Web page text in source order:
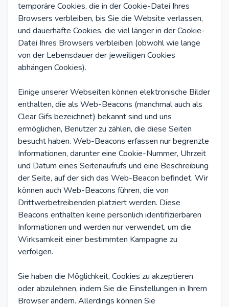
temporäre Cookies, die in der Cookie-Datei Ihres
Browsers verbleiben, bis Sie die Website verlassen,
und dauerhafte Cookies, die viel länger in der Cookie-
Datei Ihres Browsers verbleiben (obwohl wie lange
von der Lebensdauer der jeweiligen Cookies
abhängen Cookies).
Einige unserer Webseiten können elektronische Bilder
enthalten, die als Web-Beacons (manchmal auch als
Clear Gifs bezeichnet) bekannt sind und uns
ermöglichen, Benutzer zu zählen, die diese Seiten
besucht haben. Web-Beacons erfassen nur begrenzte
Informationen, darunter eine Cookie-Nummer, Uhrzeit
und Datum eines Seitenaufrufs und eine Beschreibung
der Seite, auf der sich das Web-Beacon befindet. Wir
können auch Web-Beacons führen, die von
Drittwerbetreibenden platziert werden. Diese
Beacons enthalten keine persönlich identifizierbaren
Informationen und werden nur verwendet, um die
Wirksamkeit einer bestimmten Kampagne zu
verfolgen.
Sie haben die Möglichkeit, Cookies zu akzeptieren
oder abzulehnen, indem Sie die Einstellungen in Ihrem
Browser ändern. Allerdings können Sie